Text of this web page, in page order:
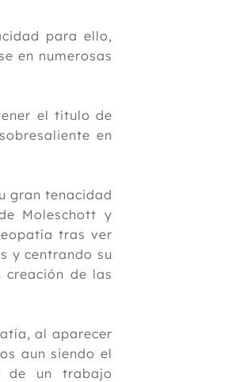
para ello,
en numerosas
el titulo de
en
gran tenacidad
Moleschott y
tras ver
y centrando su
de las
al aparecer
aun siendo el
de un trabajo